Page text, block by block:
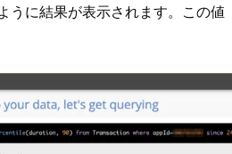
うに結果が表示されます。この値